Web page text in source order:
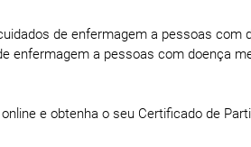
de enfermagem a pessoas com
enfermagem a pessoas com doença
e obtenha o seu Certificado de